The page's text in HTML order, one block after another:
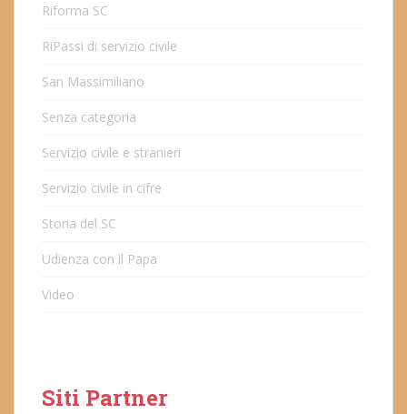
Riforma SC
RiPassi di servizio civile
San Massimiliano
Senza categoria
Servizio civile e stranieri
Servizio civile in cifre
Storia del SC
Udienza con il Papa
Video
Siti Partner